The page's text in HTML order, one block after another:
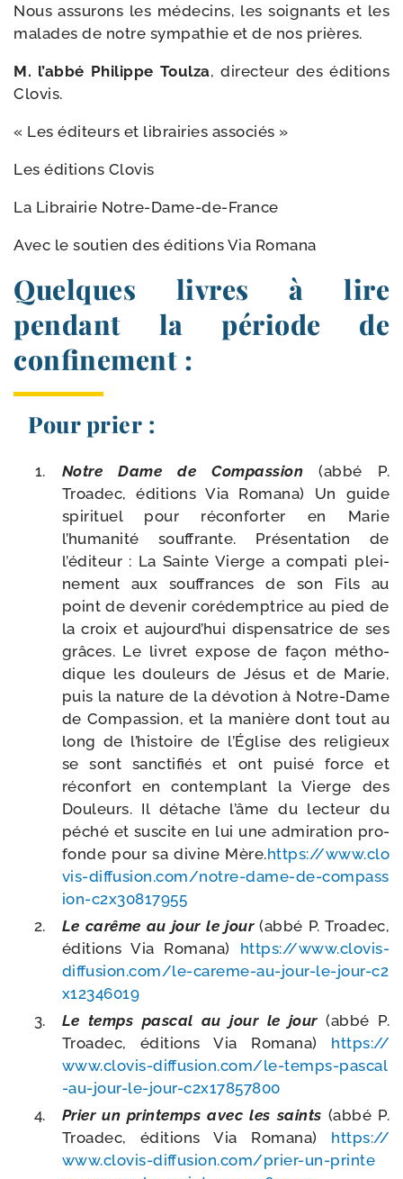
Nous assu­rons les méde­cins, les soi­gnants et les
malades de notre sym­pa­thie et de nos prières.
M. l’abbé Philippe Toulza, direc­teur des édi­tions
Clovis.
« Les édi­teurs et librai­ries associés »
Les édi­tions Clovis
La Librairie Notre-Dame-de-France
Avec le sou­tien des édi­tions Via Romana
Quelques livres à lire
pendant la période de
confinement :
Pour prier :
Notre Dame de Compassion (abbé P.
Troadec, édi­tions Via Romana) Un guide
spi­ri­tuel pour récon­for­ter en Marie
l’humanité souf­frante. Présentation de
l’éditeur : La Sainte Vierge a com­pa­ti plei­
ne­ment aux souf­frances de son Fils au
point de deve­nir coré­demp­trice au pied de
la croix et aujourd’hui dis­pen­sa­trice de ses
grâces. Le livret expose de façon métho­
dique les dou­leurs de Jésus et de Marie,
puis la nature de la dévo­tion à Notre-​Dame
de Compassion, et la manière dont tout au
long de l’histoire de l’Église des reli­gieux
se sont sanc­ti­fiés et ont pui­sé force et
récon­fort en contem­plant la Vierge des
Douleurs. Il détache l’âme du lec­teur du
péché et sus­cite en lui une admi­ra­tion pro­
fonde pour sa divine Mère.https://​www​.clo​
vis​-dif​fu​sion​.com/​n​o​t​r​e​-​d​a​m​e​-​d​e​-​c​o​m​p​a​s​s​
i​o​n​-​c​2​x​3​0​8​1​7​955
Le carême au jour le jour(abbé P. Troadec,
édi­tions Via Romana) https://​www​.clo​vis​-
dif​fu​sion​.com/​l​e​-​c​a​r​e​m​e​-​a​u​-​j​o​u​r​-​l​e​-​j​o​u​r​-​c​2​
x​1​2​3​4​6​019
Le temps pas­cal au jour le jour(abbé P.
Troadec, édi­tions Via Romana) https://​
www​.clo​vis​-dif​fu​sion​.com/​l​e​-​t​e​m​p​s​-​p​a​s​c​a​l​
-​a​u​-​j​o​u​r​-​l​e​-​j​o​u​r​-​c​2​x​1​7​8​5​7​800
Prier un prin­temps avec les saints (abbé P.
Troadec, édi­tions Via Romana) https://​
www​.clo​vis​-dif​fu​sion​.com/​p​r​i​e​r​-​u​n​-​p​r​i​n​t​e​